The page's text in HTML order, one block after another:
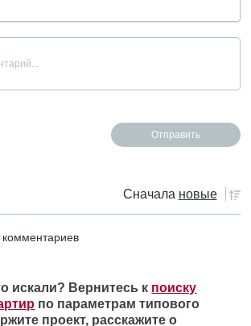
Сначала новые
искали? Вернитесь к поиску
по параметрам типового
проект, расскажите о